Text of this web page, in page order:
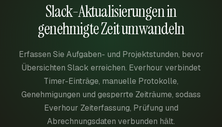
Slack-Aktualisierungen in
genehmigte Zeit umwandeln
Erfassen Sie Aufgaben- und Projektstunden, bevor
Übersichten Slack erreichen. Everhour verbindet
Timer-Einträge, manuelle Protokolle,
Genehmigungen und gesperrte Zeiträume, sodass
Everhour Zeiterfassung, Prüfung und
Abrechnungsdaten verbunden hält.